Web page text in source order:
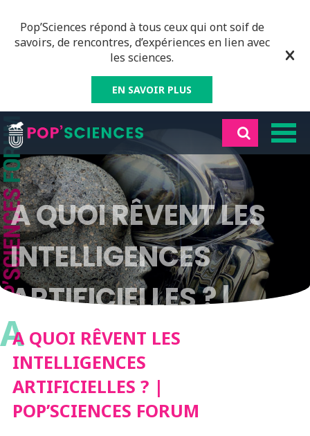
Pop’Sciences répond à tous ceux qui ont soif de
savoirs, de rencontres, d’expériences en lien avec
les sciences.
EN SAVOIR PLUS
A QUOI RÊVENT LES
INTELLIGENCES
ARTIFICIELLES ? |
POP’SCIENCES
FORUM
AA QUOI RÊVENT LES
INTELLIGENCES
ARTIFICIELLES ? |
POP’SCIENCES FORUM